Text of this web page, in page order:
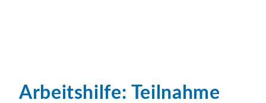
Arbeitshilfe: Teilnahme